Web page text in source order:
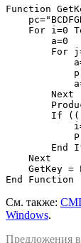
Function
For i=0
        a=0
For
        Next
If
End
    Next
GetKey =
End Function
См. также:
Windows.
Предложения